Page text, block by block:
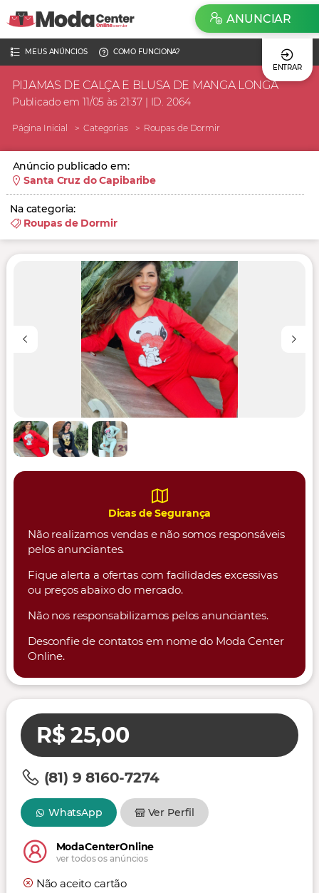
MEUS ANÚNCIOS
COMO FUNCIONA?
ENTRAR
ANUNCIAR
PIJAMAS DE CALÇA E BLUSA DE MANGA LONGA
Publicado em 11/05 às 21:37 | ID. 2064
Página Inicial Categorias Roupas de Dormir
Anúncio publicado em:
Santa Cruz do Capibaribe
Na categoria:
Roupas de Dormir
Dicas de Segurança
Não realizamos vendas e não somos responsáveis
pelos anunciantes.
Fique alerta a ofertas com facilidades excessivas
ou preços abaixo do mercado.
Não nos responsabilizamos pelos anunciantes.
Desconfie de contatos em nome do Moda Center
Online.
R$ 25,00
(81) 9 8160-7274
WhatsApp Ver Perfil
ModaCenterOnline
ver todos os anúncios
Não aceito cartão